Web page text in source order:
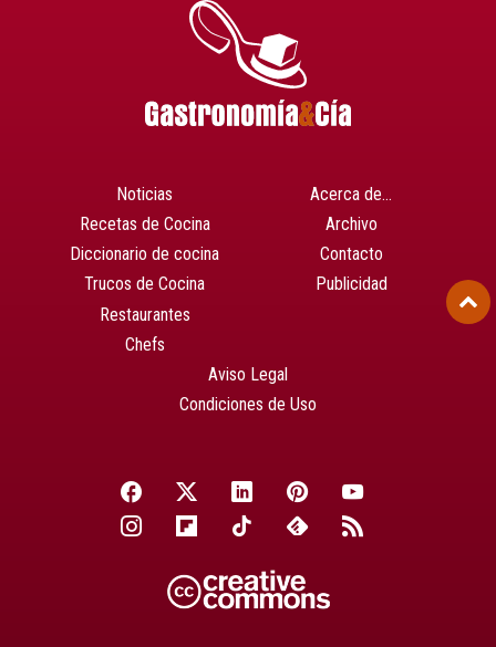
Noticias
Recetas de Cocina
Diccionario de cocina
Trucos de Cocina
Restaurantes
Chefs
Acerca de…
Archivo
Contacto
Publicidad
Aviso Legal
Condiciones de Uso